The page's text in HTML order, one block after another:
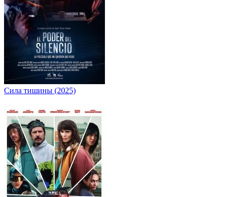
Сила тишины (2025)